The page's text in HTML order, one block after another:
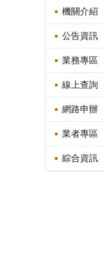
機關介紹
公告資訊
業務專區
線上查詢
網路申辦
業者專區
綜合資訊